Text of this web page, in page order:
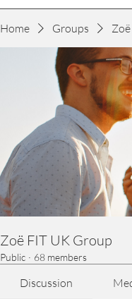
Home Groups
Zoë FIT UK Group
Public · 68 members
Discussion